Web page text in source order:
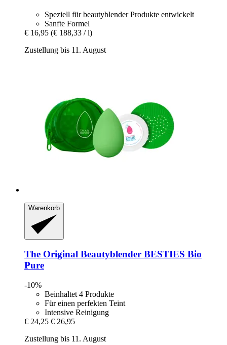
Speziell für beautyblender Produkte entwickelt
Sanfte Formel
€ 16,95 (€ 188,33 / l)
Zustellung bis 11. August
Warenkorb
The Original Beautyblender BESTIES Bio
Pure
-10%
Beinhaltet 4 Produkte
Für einen perfekten Teint
Intensive Reinigung
€ 24,25 € 26,95
Zustellung bis 11. August